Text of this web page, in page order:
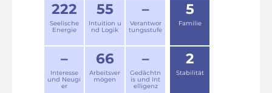
222
Seelische
Energie
55
Intuition u
nd Logik
–
Verantwor
tungsstufe
–
Interesse
und Neugi
er
66
Arbeitsver
mögen
–
Gedächtn
is und Int
elligenz
5
Familie
2
Stabilität